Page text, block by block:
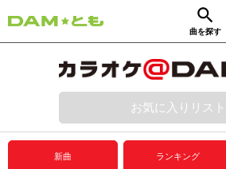
曲を探す
動画からさがす
ログイン
プレミアムサービス
お気に入りリスト
新曲 ランキング